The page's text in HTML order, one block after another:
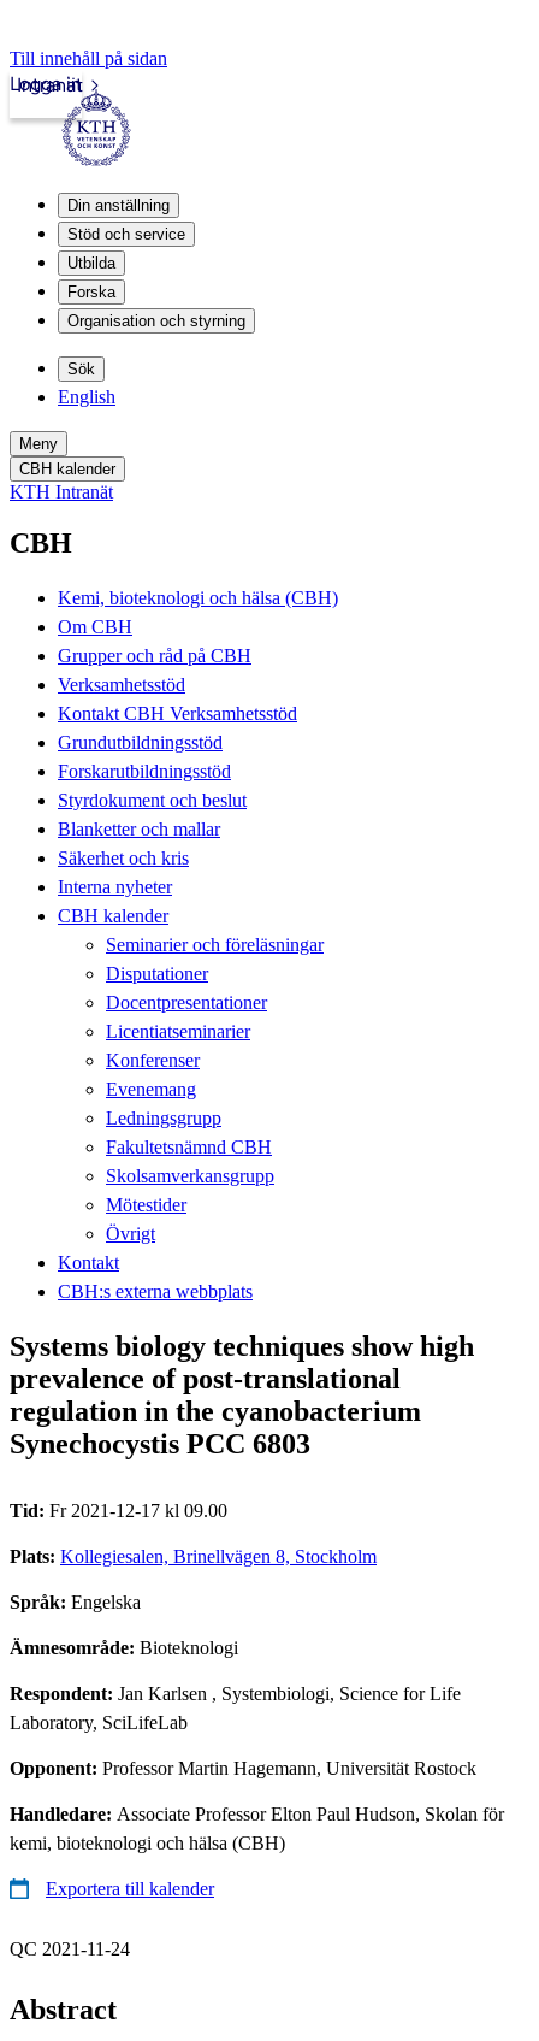
Till innehåll på sidan
Intranät
Logga in
Din anställning
Stöd och service
Utbilda
Forska
Organisation och styrning
Sök
English
Meny
CBH kalender
KTH Intranät
CBH
Kemi, bioteknologi och hälsa (CBH)
Om CBH
Grupper och råd på CBH
Verksamhetsstöd
Kontakt CBH Verksamhetsstöd
Grundutbildningsstöd
Forskarutbildningsstöd
Styrdokument och beslut
Blanketter och mallar
Säkerhet och kris
Interna nyheter
CBH kalender
Seminarier och föreläsningar
Disputationer
Docentpresentationer
Licentiatseminarier
Konferenser
Evenemang
Ledningsgrupp
Fakultetsnämnd CBH
Skolsamverkansgrupp
Mötestider
Övrigt
Kontakt
CBH:s externa webbplats
Systems biology techniques show high
prevalence of post-translational
regulation in the cyanobacterium
Synechocystis PCC 6803
Tid: Fr 2021-12-17 kl 09.00
Plats: Kollegiesalen, Brinellvägen 8, Stockholm
Språk: Engelska
Ämnesområde: Bioteknologi
Respondent: Jan Karlsen , Systembiologi, Science for Life
Laboratory, SciLifeLab
Opponent: Professor Martin Hagemann, Universität Rostock
Handledare: Associate Professor Elton Paul Hudson, Skolan för
kemi, bioteknologi och hälsa (CBH)
Exportera till kalender
QC 2021-11-24
Abstract